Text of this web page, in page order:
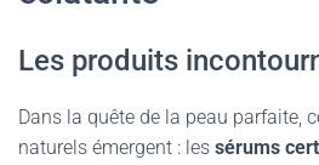
Les produits
Dans la quête de la peau parfaite,
naturels émergent : les sérums